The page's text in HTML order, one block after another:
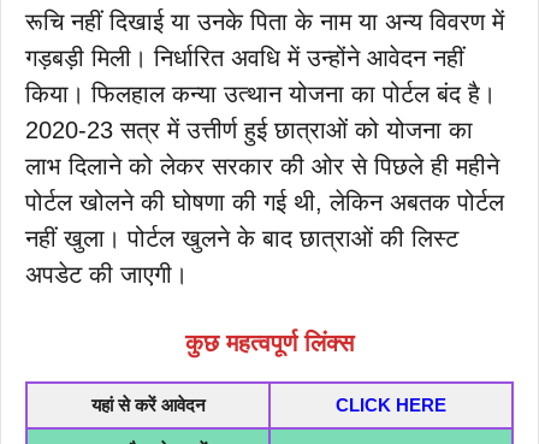
रूचि नहीं दिखाई या उनके पिता के नाम या अन्य विवरण में
गड़बड़ी मिली। निर्धारित अवधि में उन्होंने आवेदन नहीं
किया। फिलहाल कन्या उत्थान योजना का पोर्टल बंद है।
2020-23 सत्र में उत्तीर्ण हुई छात्राओं को योजना का
लाभ दिलाने को लेकर सरकार की ओर से पिछले ही महीने
पोर्टल खोलने की घोषणा की गई थी, लेकिन अबतक पोर्टल
नहीं खुला। पोर्टल खुलने के बाद छात्राओं की लिस्ट
अपडेट की जाएगी।
कुछ महत्वपूर्ण लिंक्स
यहां से करें आवेदन CLICK HERE